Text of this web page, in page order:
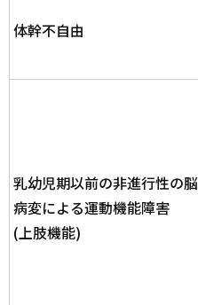
体幹不自由
乳幼児期以前の非進行性の脳
病変による運動機能障害
(上肢機能)